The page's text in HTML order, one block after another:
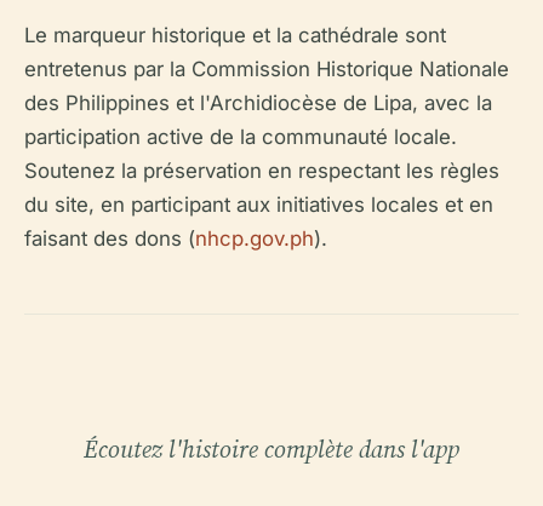
Le marqueur historique et la cathédrale sont
entretenus par la Commission Historique Nationale
des Philippines et l'Archidiocèse de Lipa, avec la
participation active de la communauté locale.
Soutenez la préservation en respectant les règles
du site, en participant aux initiatives locales et en
faisant des dons (nhcp.gov.ph).
Écoutez l'histoire complète dans l'app